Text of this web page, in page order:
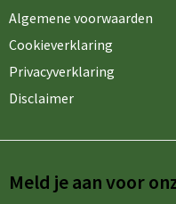
Algemene voorwaarden
Cookieverklaring
Privacyverklaring
Disclaimer
Meld je aan voor